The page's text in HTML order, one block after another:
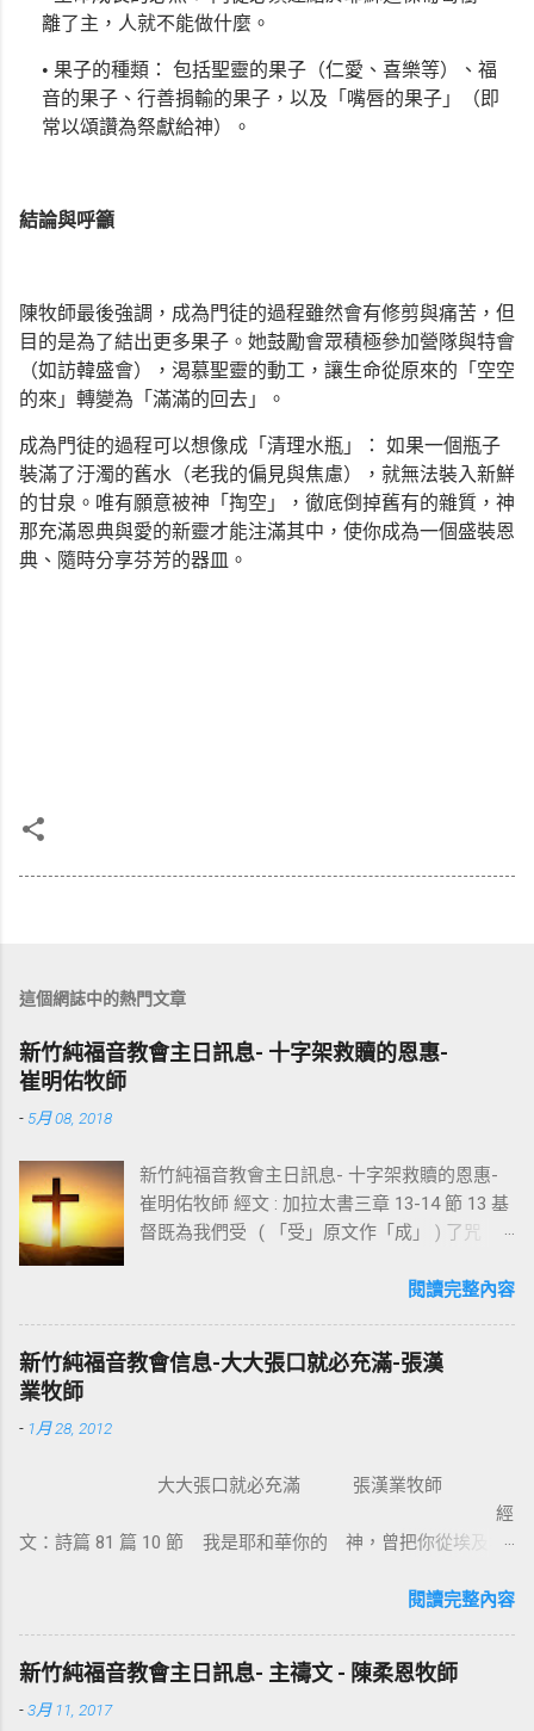
離了主，人就不能做什麼。
• 果子的種類： 包括聖靈的果子（仁愛、喜樂等）、福
音的果子、行善捐輸的果子，以及「嘴唇的果子」（即
常以頌讚為祭獻給神）。
結論與呼籲
陳牧師最後強調，成為門徒的過程雖然會有修剪與痛苦，但
目的是為了結出更多果子。她鼓勵會眾積極參加營隊與特會
（如訪韓盛會），渴慕聖靈的動工，讓生命從原來的「空空
的來」轉變為「滿滿的回去」。
成為門徒的過程可以想像成「清理水瓶」： 如果一個瓶子
裝滿了汙濁的舊水（老我的偏見與焦慮），就無法裝入新鮮
的甘泉。唯有願意被神「掏空」，徹底倒掉舊有的雜質，神
那充滿恩典與愛的新靈才能注滿其中，使你成為一個盛裝恩
典、隨時分享芬芳的器皿。
這個網誌中的熱門文章
新竹純福音教會主日訊息- 十字架救贖的恩惠-
崔明佑牧師
- 5月 08, 2018
新竹純福音教會主日訊息- 十字架救贖的恩惠-
崔明佑牧師 經文 : 加拉太書三章 13-14 節 13 基
督既為我們受 ( 「受」原文作「成」 ) 了咒
著：「凡掛在木頭上都是被咒詛的。」 14 這
人，使我們因信得著所應許的聖靈。 基督教
信仰的核心是十字架，不管我們的知識理念如
穌基督並祂釘十字架，我不傳別的。今天我們
所需要的，就是耶穌基督並祂釘十字架。保羅
說耶穌基督就是神的智慧、神的能力，我們是
基督裡，他就是新造的人，舊事已過，都變成
新的了。 在基督裡成為新造的人有兩個意義：
一是修理舊的，使它能像新的一樣；二是把舊
的全部拆毀，再重新建立，根本上就完全改
閱讀完整內容
新竹純福音教會信息-大大張口就必充滿-張漢
業牧師
- 1月 28, 2012
大大張口就必充滿 張漢業牧師
經
文：詩篇 81 篇 10 節 我是耶和華你的 神，曾把你從埃及地
張口？因為我們要得著救恩、恩典、醫治和救贖。耶穌把撒瑪
知我素來所行的一切。她就到城裏跟眾人作見證：「這位耶
穌，祂把我素來所行的，都說出來了」。彼得和約翰到美門
口，看見一位生來瘸腿的，彼得說：【 金和銀我都没有，只把
閱讀完整內容
新竹純福音教會主日訊息- 主禱文 - 陳柔恩牧師
-3月 11, 2017